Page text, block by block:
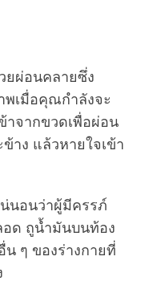
ยผ่อนคลายซึ่ง
พเมื่อคุณกำลังจะ
าจากขวดเพื่อผ่อน
าง แล้วหายใจเข้า
นอนว่าผู้มีครรภ์
อด ถูน้ำมันบนท้อง
น ๆ ของร่างกายที่